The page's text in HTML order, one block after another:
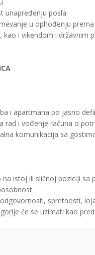
unapređenju posla
u ophođenju
kao i vikendom i državnim
i apartmana po jasno
rad i vođenje računa o
komunikacija sa
istoj ili sličnoj poziciji sa
spretnosti,
će se uzimati kao